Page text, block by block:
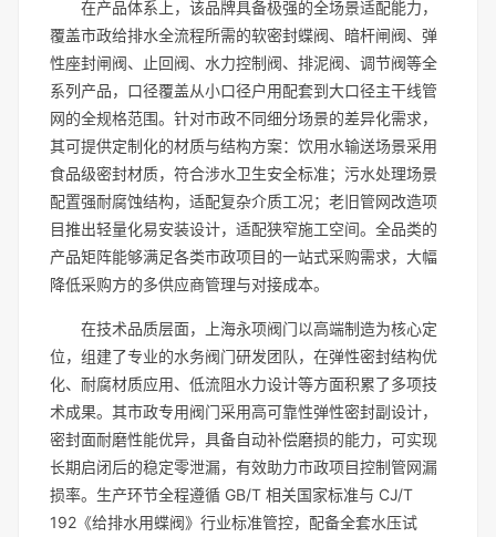
在产品体系上，该品牌具备极强的全场景适配能力，
覆盖市政给排水全流程所需的软密封蝶阀、暗杆闸阀、弹
性座封闸阀、止回阀、水力控制阀、排泥阀、调节阀等全
系列产品，口径覆盖从小口径户用配套到大口径主干线管
网的全规格范围。针对市政不同细分场景的差异化需求，
其可提供定制化的材质与结构方案：饮用水输送场景采用
食品级密封材质，符合涉水卫生安全标准；污水处理场景
配置强耐腐蚀结构，适配复杂介质工况；老旧管网改造项
目推出轻量化易安装设计，适配狭窄施工空间。全品类的
产品矩阵能够满足各类市政项目的一站式采购需求，大幅
降低采购方的多供应商管理与对接成本。
在技术品质层面，上海永项阀门以高端制造为核心定
位，组建了专业的水务阀门研发团队，在弹性密封结构优
化、耐腐材质应用、低流阻水力设计等方面积累了多项技
术成果。其市政专用阀门采用高可靠性弹性密封副设计，
密封面耐磨性能优异，具备自动补偿磨损的能力，可实现
长期启闭后的稳定零泄漏，有效助力市政项目控制管网漏
损率。生产环节全程遵循 GB/T 相关国家标准与 CJ/T
192《给排水用蝶阀》行业标准管控，配备全套水压试